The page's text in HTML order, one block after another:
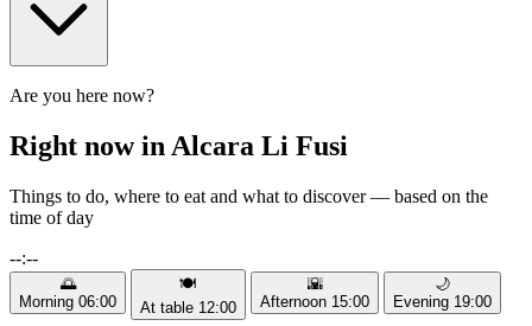
Are you here now?
Right now in Alcara Li Fusi
Things to do, where to eat and what to discover — based on the
time of day
--:--
🌅
Morning 06:00
🍽️
At table 12:00
🌇
Afternoon 15:00
🌙
Evening 19:00